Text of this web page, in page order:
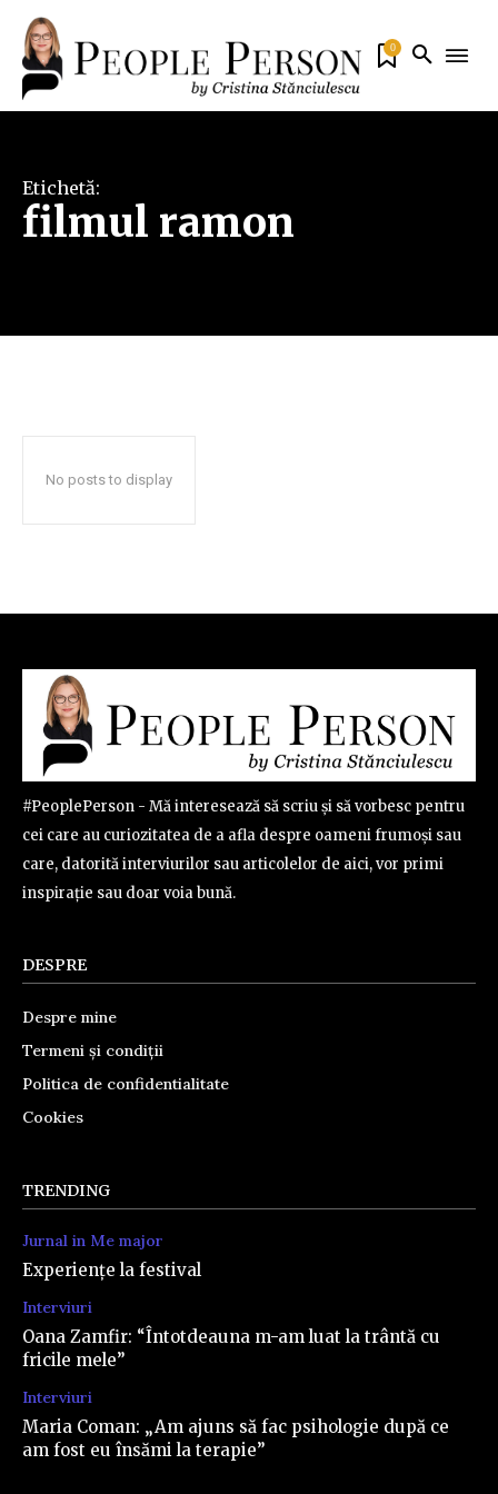
0
Etichetă:
filmul ramon
No posts to display
#PeoplePerson - Mă interesează să scriu și să vorbesc pentru
cei care au curiozitatea de a afla despre oameni frumoși sau
care, datorită interviurilor sau articolelor de aici, vor primi
inspirație sau doar voia bună.
DESPRE
Despre mine
Termeni și condiții
Politica de confidentialitate
Cookies
TRENDING
Jurnal in Me major
Experiențe la festival
Interviuri
Oana Zamfir: “Întotdeauna m-am luat la trântă cu
fricile mele”
Interviuri
Maria Coman: „Am ajuns să fac psihologie după ce
am fost eu însămi la terapie”